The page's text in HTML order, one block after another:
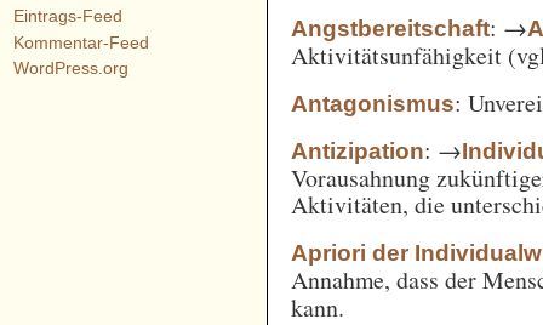
Angstbereitschaft: →
Aktivitätsunfähigkeit
Antagonismus:
Antizipation: →
Vorausahnung
Aktivitäten, die
Apriori der
Annahme, dass der
kann.
Eintrags-Feed
Kommentar-Feed
WordPress.org